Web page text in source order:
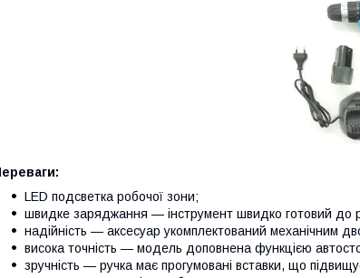
LED подсветка робочої зони;
швидке заряджання — інструмент швидко готовий до
надійність — аксесуар укомплектований механічним
висока точність — модель доповнена функцією
зручність — ручка має прогумовані вставки, що